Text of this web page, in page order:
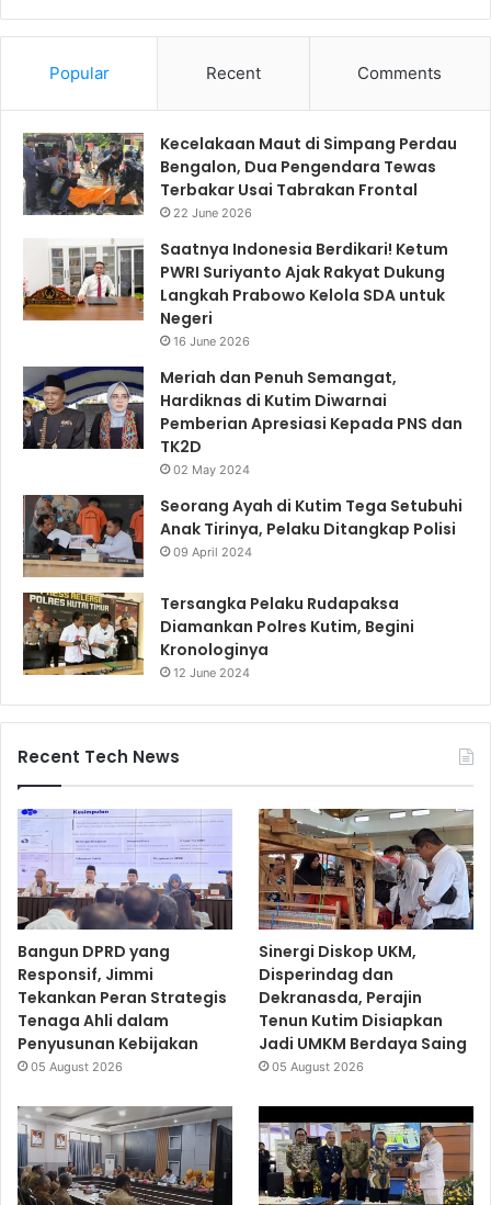
Popular Recent Comments
Kecelakaan Maut di Simpang Perdau
Bengalon, Dua Pengendara Tewas
Terbakar Usai Tabrakan Frontal
22 June 2026
Saatnya Indonesia Berdikari! Ketum
PWRI Suriyanto Ajak Rakyat Dukung
Langkah Prabowo Kelola SDA untuk
Negeri
16 June 2026
Meriah dan Penuh Semangat,
Hardiknas di Kutim Diwarnai
Pemberian Apresiasi Kepada PNS dan
TK2D
02 May 2024
Seorang Ayah di Kutim Tega Setubuhi
Anak Tirinya, Pelaku Ditangkap Polisi
09 April 2024
Tersangka Pelaku Rudapaksa
Diamankan Polres Kutim, Begini
Kronologinya
12 June 2024
Recent Tech News
Bangun DPRD yang
Responsif, Jimmi
Tekankan Peran Strategis
Tenaga Ahli dalam
Penyusunan Kebijakan
05 August 2026
Sinergi Diskop UKM,
Disperindag dan
Dekranasda, Perajin
Tenun Kutim Disiapkan
Jadi UMKM Berdaya Saing
05 August 2026